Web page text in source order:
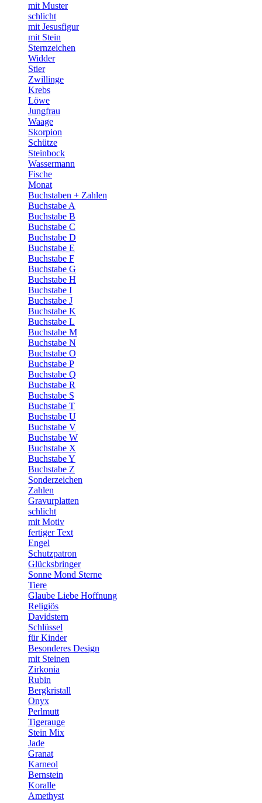
mit Muster
schlicht
mit Jesusfigur
mit Stein
Sternzeichen
Widder
Stier
Zwillinge
Krebs
Löwe
Jungfrau
Waage
Skorpion
Schütze
Steinbock
Wassermann
Fische
Monat
Buchstaben + Zahlen
Buchstabe A
Buchstabe B
Buchstabe C
Buchstabe D
Buchstabe E
Buchstabe F
Buchstabe G
Buchstabe H
Buchstabe I
Buchstabe J
Buchstabe K
Buchstabe L
Buchstabe M
Buchstabe N
Buchstabe O
Buchstabe P
Buchstabe Q
Buchstabe R
Buchstabe S
Buchstabe T
Buchstabe U
Buchstabe V
Buchstabe W
Buchstabe X
Buchstabe Y
Buchstabe Z
Sonderzeichen
Zahlen
Gravurplatten
schlicht
mit Motiv
fertiger Text
Engel
Schutzpatron
Glücksbringer
Sonne Mond Sterne
Tiere
Glaube Liebe Hoffnung
Religiös
Davidstern
Schlüssel
für Kinder
Besonderes Design
mit Steinen
Zirkonia
Rubin
Bergkristall
Onyx
Perlmutt
Tigerauge
Stein Mix
Jade
Granat
Karneol
Bernstein
Koralle
Amethyst